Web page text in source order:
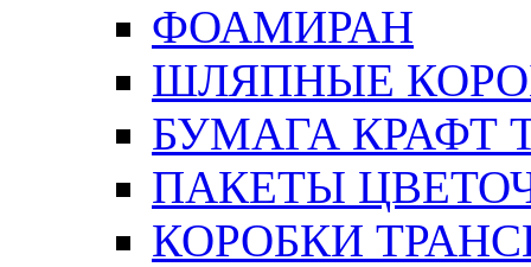
ФОАМИРАН
ШЛЯПНЫЕ
БУМАГА КРАФТ
ПАКЕТЫ
КОРОБКИ